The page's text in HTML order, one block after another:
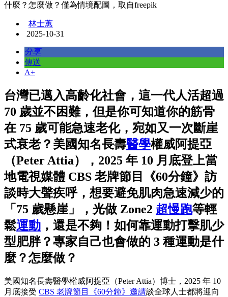
什麼？怎麼做？僅為情境配圖，取自freepik
林士蕙
2025-10-31
分享
傳送
A+
台灣已邁入高齡化社會，這一代人活超過
70 歲並不困難，但是你可知道你的筋骨
在 75 歲可能急速老化，宛如又一次斷崖
式衰老？美國知名長壽醫學權威阿提亞
（Peter Attia），2025 年 10 月底登上當
地電視媒體 CBS 老牌節目《60分鐘》訪
談時大聲疾呼，想要避免肌肉急速減少的
「75 歲懸崖」，光做 Zone2 超慢跑等輕
鬆運動 ，還是不夠！如何靠運動打擊肌少
型肥胖？專家自己也會做的 3 種運動是什
麼？怎麼做？
美國知名長壽醫學權威阿提亞（Peter Attia）博士，2025 年 10
月底接受 CBS 老牌節目《60分鐘》邀請談全球人士都將迎向